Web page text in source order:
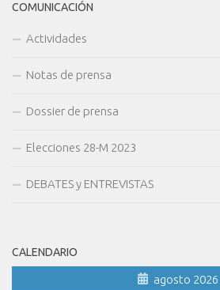
COMUNICACIÓN
Actividades
Notas de prensa
Dossier de prensa
Elecciones 28-M 2023
DEBATES y ENTREVISTAS
CALENDARIO
agosto 2026